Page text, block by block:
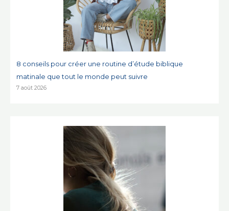
8 conseils pour créer une routine d’étude biblique
matinale que tout le monde peut suivre
7 août 2026